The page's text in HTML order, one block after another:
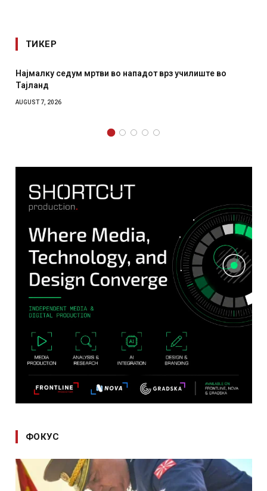
ТИКЕР
Најмалку седум мртви во нападот врз училиште во
Тајланд
AUGUST 7, 2026
ФОКУС